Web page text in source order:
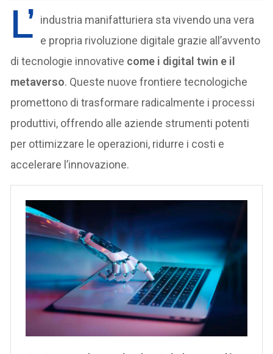
L’ industria manifatturiera sta vivendo una vera
e propria rivoluzione digitale grazie all’avvento
di tecnologie innovative come i digital twin e il
metaverso. Queste nuove frontiere tecnologiche
promettono di trasformare radicalmente i processi
produttivi, offrendo alle aziende strumenti potenti
per ottimizzare le operazioni, ridurre i costi e
accelerare l’innovazione.